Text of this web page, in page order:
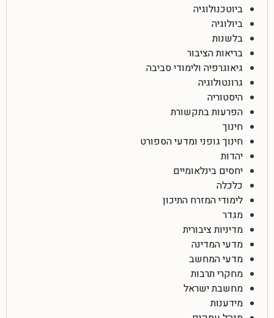
ביוטכנולוגיה
ביולוגיה
בלשנות
בריאות הציבור
גיאוגרפיה ולימודי סביבה
גרונטולוגיה
היסטוריה
הפרעות בתקשורת
חינוך
חינוך גופני ומדעי הספורט
יהדות
יחסים בינלאומיים
כלכלה
לימודי המזרח התיכון
מגדר
מדיניות ציבורית
מדעי המדינה
מדעי המחשב
מחקרי תרבות
מחשבת ישראל
מידענות